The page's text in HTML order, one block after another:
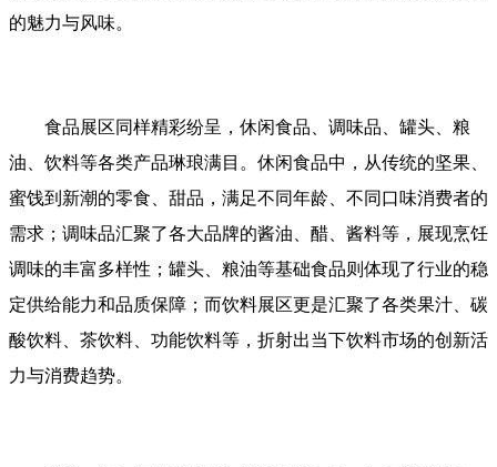
的魅力与风味。
食品展区同样精彩纷呈，休闲食品、调味品、罐头、粮
油、饮料等各类产品琳琅满目。休闲食品中，从传统的坚果、
蜜饯到新潮的零食、甜品，满足不同年龄、不同口味消费者的
需求；调味品汇聚了各大品牌的酱油、醋、酱料等，展现烹饪
调味的丰富多样性；罐头、粮油等基础食品则体现了行业的稳
定供给能力和品质保障；而饮料展区更是汇聚了各类果汁、碳
酸饮料、茶饮料、功能饮料等，折射出当下饮料市场的创新活
力与消费趋势。